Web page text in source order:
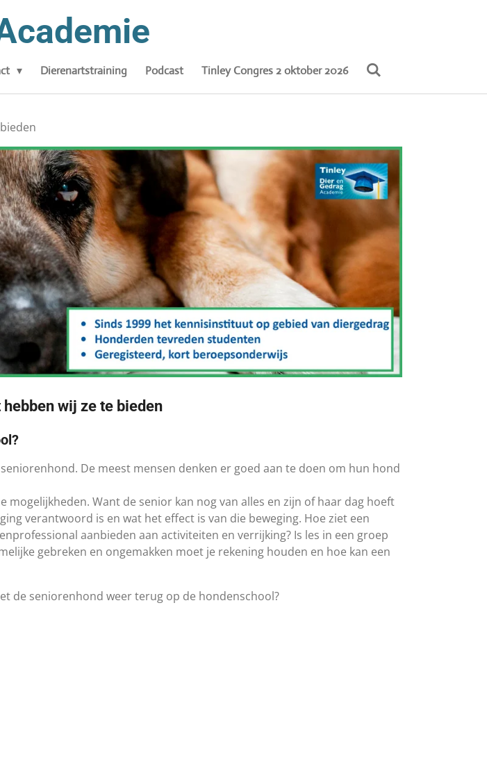
Dierenartstraining Podcast Tinley Congres 2 oktober 2026
wij ze te bieden
De meest mensen denken er goed aan te doen om hun hond
Want de senior kan nog van alles en zijn of haar dag hoeft
verantwoord is en wat het effect is van die beweging. Hoe ziet een
aanbieden aan activiteiten en verrijking? Is les in een groep
gebreken en ongemakken moet je rekening houden en hoe kan een
de seniorenhond weer terug op de hondenschool?